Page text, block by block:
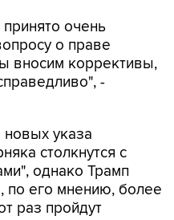
очень
о праве
вносим коррективы,
-
новых указа
столкнутся с
однако Трамп
по его мнению, более
раз пройдут